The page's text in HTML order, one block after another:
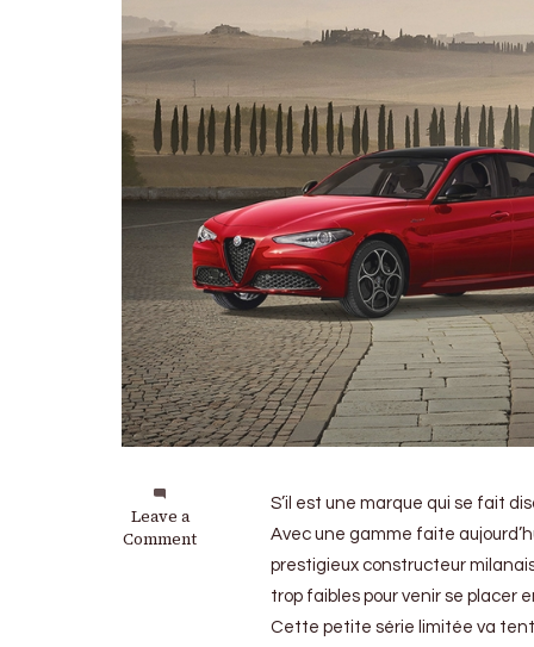
Leave a
Comment
on
Alfa
S’il est une marque qui se fait
Avec une gamme faite
prestigieux constructeur
trop faibles pour venir se placer
Cette petite série limitée va